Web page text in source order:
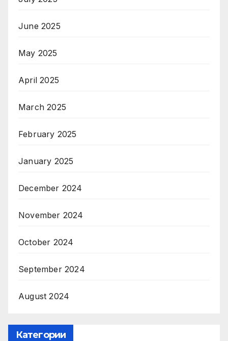
June 2025
May 2025
April 2025
March 2025
February 2025
January 2025
December 2024
November 2024
October 2024
September 2024
August 2024
Категории